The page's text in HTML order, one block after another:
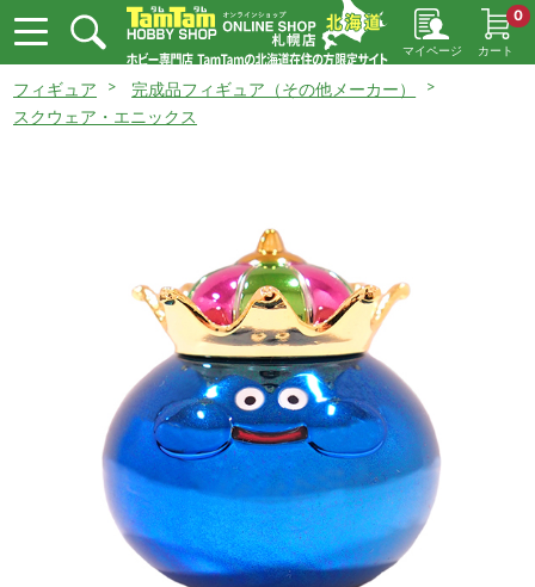
マイページ カート
0
フィギュア
完成品フィギュア（その他メーカー）
スクウェア・エニックス